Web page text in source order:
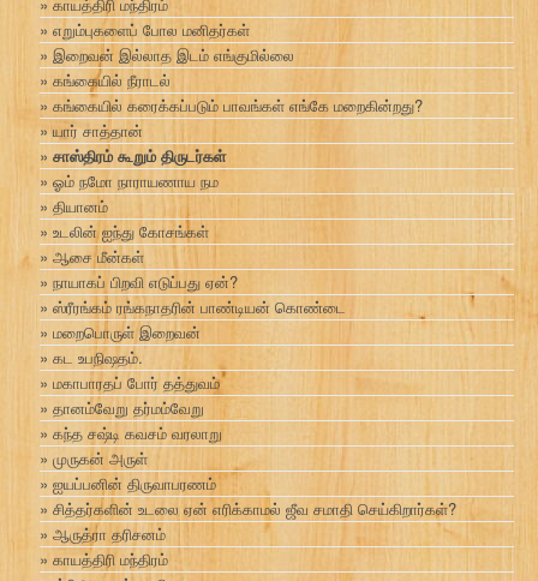
எறும்புகளைப் போல மனிதர்கள்
இறைவன் இல்லாத இடம் எங்குமில்லை
கங்கையில் நீராடல்
கங்கையில் கரைக்கப்படும் பாவங்கள் எங்கே மறைகின்றது?
யார் சாத்தான்
சாஸ்திரம் கூறும் திருடர்கள்
ஓம் நமோ நாராயணாய நம
தியானம்
உடலின் ஐந்து கோசங்கள்
ஆசை மீன்கள்
நாயாகப் பிறவி எடுப்பது ஏன்?
ஸ்ரீரங்கம் ரங்கநாதரின் பாண்டியன் கொண்டை
மறைபொருள் இறைவன்
கட உபநிஷதம்.
மகாபாரதப் போர் தத்துவம்
தானம்வேறு தர்மம்வேறு
கந்த சஷ்டி கவசம் வரலாறு
முருகன் அருள்
ஐயப்பனின் திருவாபரணம்
சித்தர்களின் உடலை ஏன் எரிக்காமல் ஜீவ சமாதி செய்கிறார்கள்?
ஆருத்ரா தரிசனம்
காயத்திரி மந்திரம்